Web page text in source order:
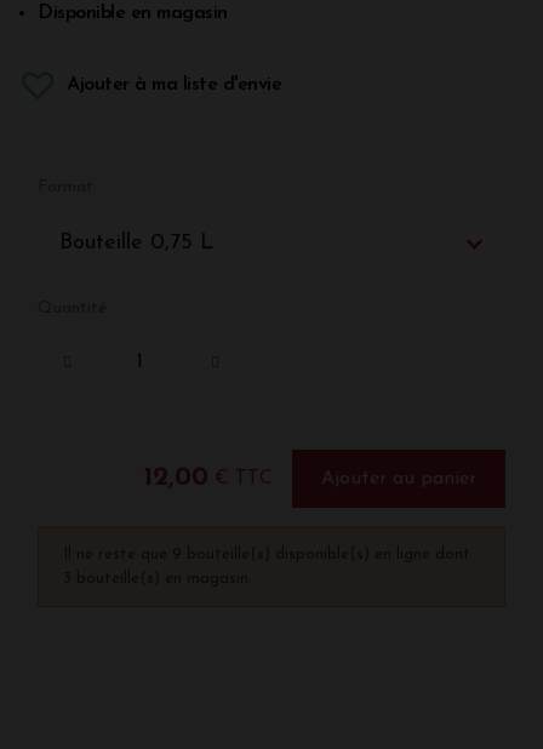
Disponible en magasin
Ajouter à ma liste d'envie
Bouteille 0,75 L
12,00 € TTC Ajouter au panier